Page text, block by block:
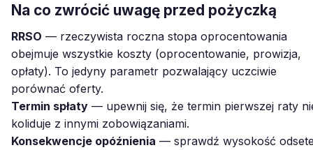
Na co zwrócić uwagę przed pożyczką
RRSO — rzeczywista roczna stopa oprocentowania
obejmuje wszystkie koszty (oprocentowanie, prowizja,
opłaty). To jedyny parametr pozwalający uczciwie
porównać oferty.
Termin spłaty — upewnij się, że termin pierwszej raty
koliduje z innymi zobowiązaniami.
Konsekwencje opóźnienia — sprawdź wysokość